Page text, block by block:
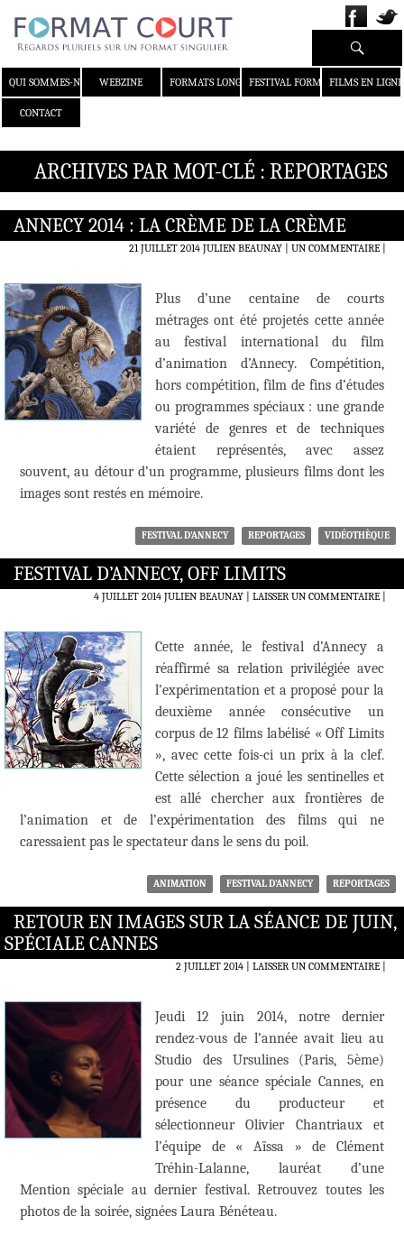
QUI SOMMES-NOUS ?WEBZINE FORMATS LONGS FESTIVAL FORMAT COURT
FILMS EN LIGNE
CONTACT
Recherche
ARCHIVES PAR MOT-CLÉ : REPORTAGES
ANNECY 2014 : LA CRÈME DE LA CRÈME
21 JUILLET 2014 JULIEN BEAUNAY UN COMMENTAIRE|
Plus d’une centaine de courts
métrages ont été projetés cette année
au festival international du film
d’animation d’Annecy. Compétition,
hors compétition, film de fins d’études
ou programmes spéciaux : une grande
variété de genres et de techniques
étaient représentés, avec assez
souvent, au détour d’un programme, plusieurs films dont les
images sont restés en mémoire.
FESTIVAL D'ANNECY REPORTAGES VIDÉOTHÈQUE
FESTIVAL D’ANNECY, OFF LIMITS
4 JUILLET 2014 JULIEN BEAUNAY LAISSER UN COMMENTAIRE|
Cette année, le festival d’Annecy a
réaffirmé sa relation privilégiée avec
l’expérimentation et a proposé pour la
deuxième année consécutive un
corpus de 12 films labélisé « Off Limits
», avec cette fois-ci un prix à la clef.
Cette sélection a joué les sentinelles et
est allé chercher aux frontières de
l’animation et de l’expérimentation des films qui ne
caressaient pas le spectateur dans le sens du poil.
ANIMATION FESTIVAL D'ANNECY REPORTAGES
RETOUR EN IMAGES SUR LA SÉANCE DE JUIN,
SPÉCIALE CANNES
2 JUILLET 2014 LAISSER UN COMMENTAIRE|
Jeudi 12 juin 2014, notre dernier
rendez-vous de l’année avait lieu au
Studio des Ursulines (Paris, 5ème)
pour une séance spéciale Cannes, en
présence du producteur et
sélectionneur Olivier Chantriaux et
l’équipe de « Aïssa » de Clément
Tréhin-Lalanne, lauréat d’une
Mention spéciale au dernier festival. Retrouvez toutes les
photos de la soirée, signées Laura Bénéteau.